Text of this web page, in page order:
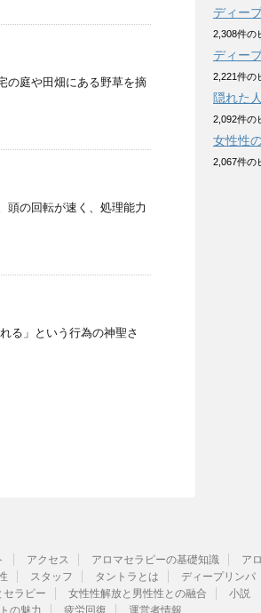
の庭や田畑にある野草を摘
頭の回転が速く、処理能力
る」という行為の神聖さ
ディー
2,308件の
ディー
2,221件の
隠れた
2,092件の
女性性
2,067件の
アクセス アロマセラピーの基礎知識 ア
スタッフ タントラとは ディープリンパ
セラピー 女性性解放と男性性との融合 小説
の魅力 疲労回復 運営者情報